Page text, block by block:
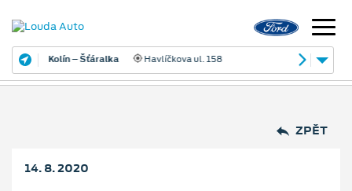
Kolín – Šťáralka Havlíčkova ul. 158
ZPĚT
14. 8. 2020